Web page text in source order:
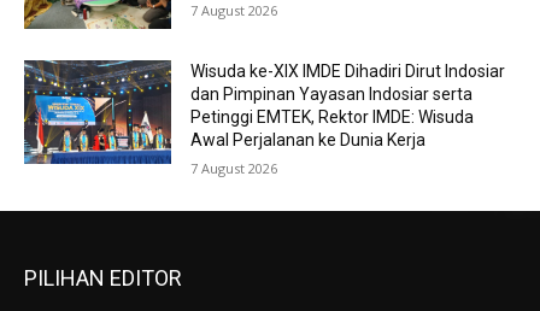
7 August 2026
Wisuda ke-XIX IMDE Dihadiri Dirut Indosiar
dan Pimpinan Yayasan Indosiar serta
Petinggi EMTEK, Rektor IMDE: Wisuda
Awal Perjalanan ke Dunia Kerja
7 August 2026
PILIHAN EDITOR